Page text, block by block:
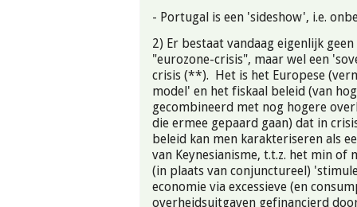
- Portugal is een 'sideshow', i.e.
2) Er bestaat vandaag eigenlijk
"eurozone-crisis", maar wel een
crisis (**). Het is het Europese
model' en het fiskaal beleid (van
gecombineerd met nog hogere
die ermee gepaard gaan) dat in
beleid kan men karakteriseren als
van Keynesianisme, t.t.z. het min of
(in plaats van conjunctureel)
economie via excessieve (en
overheidsuitgaven gefinancierd